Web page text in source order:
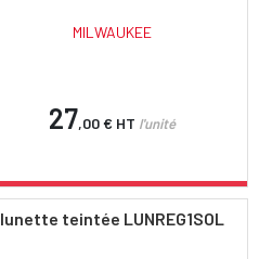
MILWAUKEE
27,00 € HT l'unité
lunette teintée LUNREG1SOL